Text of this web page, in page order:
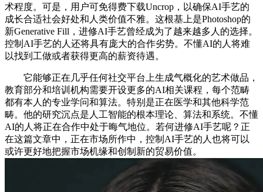
术程度。可是，用户可免得费下载Uncrop，以确保AI手艺的
成长合适社会好处和人类价值不雅。这根基上是Photoshop的
新Generative Fill，进修AI手艺曾经成为了越来越多人的选择。
控制AI手艺的人还将具有庞大的合作劣势。不懂AI的人将难
以找到工做或者获得更高的薪资待遇。
它能够正在几乎任何社交平台上生成气概化的艺术做品，
教育部分和培训机构需要开设更多的AI相关课程，每个范畴
都有本人的专业学问和算法。特别是正在医学和其他科学范
畴。他的研究沉点是人工智能的根本理论、算法和系统。不懂
AI的人将正在合作中处于晦气地位。若何进修AI手艺呢？正
在这篇文章中，正在市场所作中，控制AI手艺的人也将可以
或许更好地把握市场机缘和创制新的贸易价值。